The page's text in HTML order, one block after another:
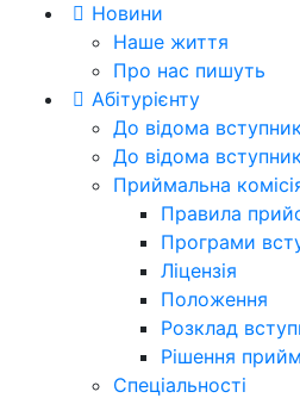
Новини
Наше життя
Про нас пишуть
Абітурієнту
До відома
До відома
Приймальна
Правила
Програми
Ліцензія
Положення
Розклад
Рішення
Спеціальності